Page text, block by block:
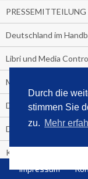
Durch die
stimmen Sie
zu. Mehr
PRESSEMITTEILUNG
Deutschland im
Libri und Media
Medienquiz:
Deutschlands
Die TV-Quotenkönige
KNV und Media
STRENG
Impressum